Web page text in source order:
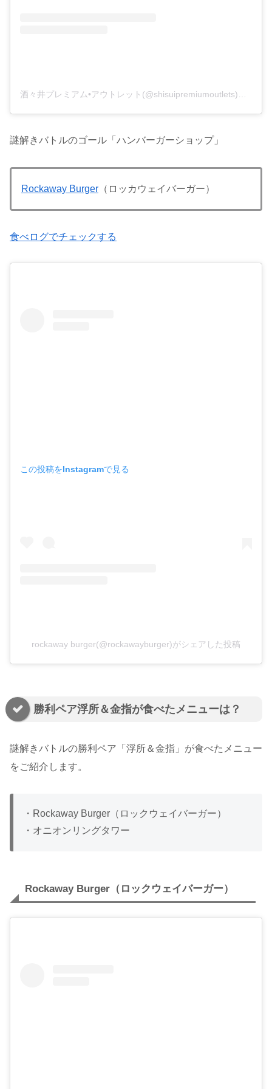
謎解きバトルのゴール「ハンバーガーショップ」
Rockaway Burger （ロッカウェイバーガー）
食べログでチェックする
この投稿をInstagramで見る
rockaway burger(@rockawayburger)がシェアした投稿
勝利ペア浮所＆金指が食べたメニューは？
謎解きバトルの勝利ペア「浮所＆金指」が食べたメニュー
をご紹介します。
・Rockaway Burger（ロックウェイバーガー）
・オニオンリングタワー
Rockaway Burger（ロックウェイバーガー）